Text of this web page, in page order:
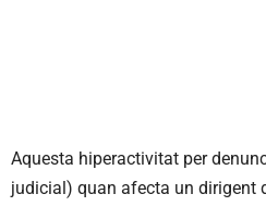
Aquesta hiperactivitat per
judicial) quan afecta un dirigent